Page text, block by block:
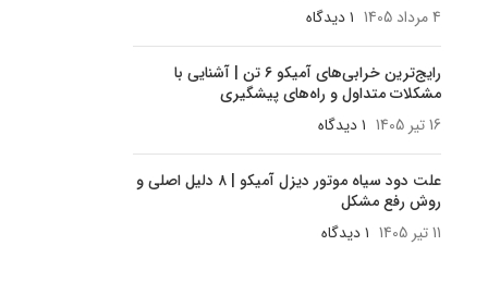
4 مرداد 1405
۱ دیدگاه
رایج‌ترین خرابی‌های آمیکو ۶ تن | آشنایی با
مشکلات متداول و راه‌های پیشگیری
16 تیر 1405
۱ دیدگاه
علت دود سیاه موتور دیزل آمیکو | ۸ دلیل اصلی و
روش رفع مشکل
11 تیر 1405
۱ دیدگاه